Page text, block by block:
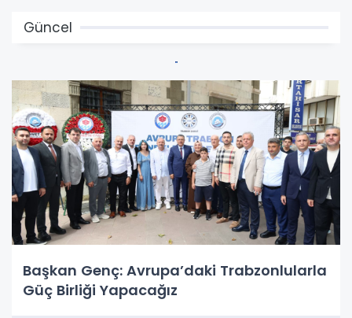
Güncel
Başkan Genç: Avrupa’daki Trabzonlularla
Güç Birliği Yapacağız